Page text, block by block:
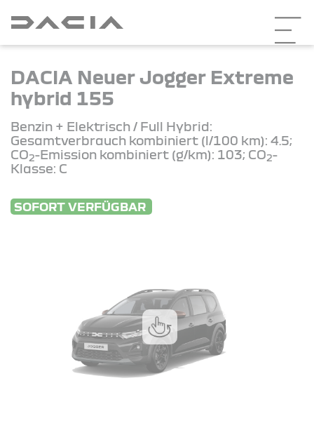
DACIA Neuer Jogger Extreme
hybrid 155
Benzin + Elektrisch / Full Hybrid:
Gesamtverbrauch kombiniert (l/100 km): 4.5;
CO2-Emission kombiniert (g/km): 103; CO2-
Klasse: C
SOFORT VERFÜGBAR